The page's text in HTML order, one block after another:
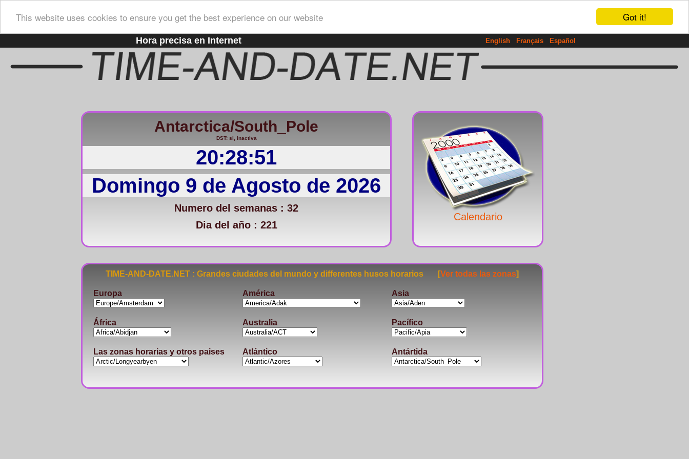
Got it!
This website uses cookies to ensure you get the best experience on our website
Hora precisa en Internet English Français Español
Antarctica/South_Pole
DST: si, inactiva
20:28:51
Domingo 9 de Agosto de 2026
Numero del semanas : 32
Dia del año : 221
Calendario
TIME-AND-DATE.NET : Grandes ciudades del mundo y differentes husos horarios [Ver todas las zonas]
Europa América Asia
África Australia Pacífico
Las zonas horarias y otros paises Atlántico Antártida